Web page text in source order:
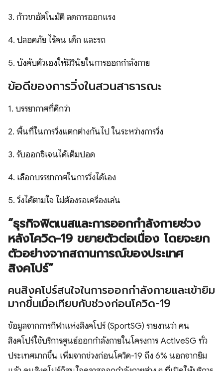
3. ก้าวขาอัตโนมัติ ลดการออกแรง
4. ปลอดภัย ไร้คน เด็ก และรถ
5. บังคับตัวเองให้มีวินัยในการออกกำลังกาย
ข้อดีของการวิ่งในสวนสาธารณะ
1. บรรยากาศที่ดีกว่า
2. พื้นที่ในการวิ่งแตกต่างกันไป ในระหว่างการวิ่ง
3. รับออกซิเจนได้เต็มปอด
4. เลือกบรรยากาศในการวิ่งได้เอง
5. วิ่งได้ตามใจ ไม่ต้องรอเครื่องเล่น
“ธุรกิจฟิตเนสและการออกกำลังกายช่วง
หลังโควิด-19 ขยายตัวต่อเนื่อง โดยจะยก
ตัวอย่างจากสถานการณ์ของประเทศ
สิงคโปร์”
คนสิงคโปร์สนใจในการออกกำลังกายและเข้ายิม
มากขึ้นเมื่อเทียบกับช่วงก่อนโควิด-19
ข้อมูลจากการกีฬาแห่งสิงคโปร์ (SportSG) รายงานว่า คน
สิงคโปร์ใช้บริการศูนย์ออกกำลังกายในโครงการ ActiveSG ทั่ว
ประเทศมากขึ้น เพิ่มจากช่วงก่อนโควิด-19 ถึง 6% นอกจากยิม